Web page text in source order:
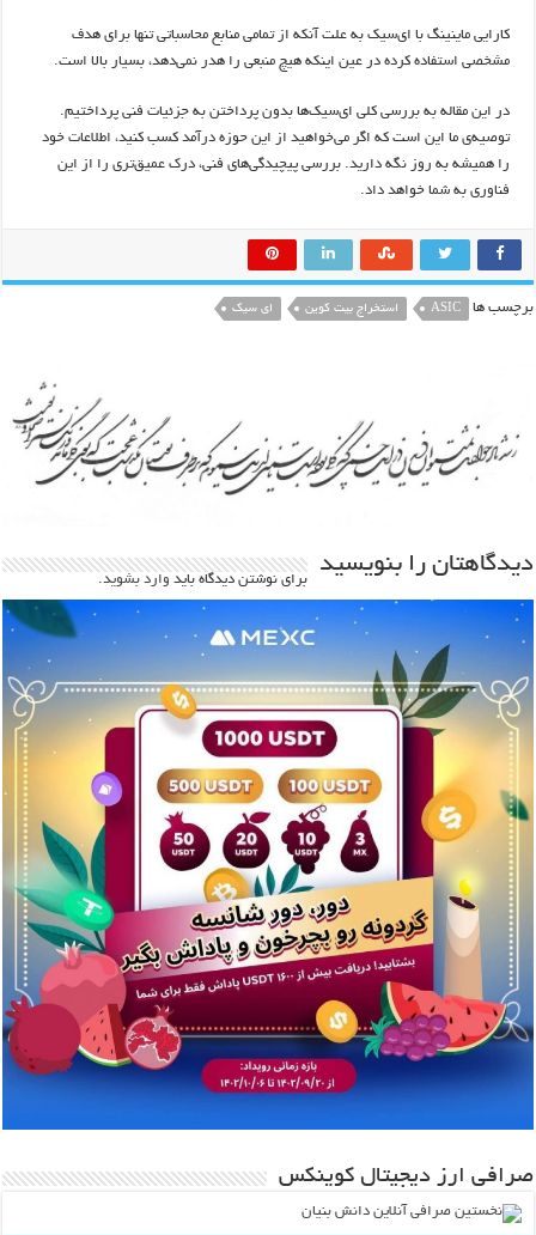
کارایی ماینینگ با ای‌سیک به علت آنکه از تمامی منابع محاسباتی تنها برای هدف
مشخصی استفاده کرده در عین اینکه هیچ منبعی را هدر نمی‌دهد، بسیار بالا است.
در این مقاله به بررسی کلی ای‌سیک‌ها بدون پرداختن به جزئیات فنی پرداختیم.
توصیه‌ی ما این است که اگر می‌خواهید از این حوزه درآمد کسب کنید، اطلاعات خود
را همیشه به روز نگه دارید. بررسی پیچیدگی‌های فنی، درک عمیق‌تری را از این
فناوری به شما خواهد داد.
برچسب ها ASIC استخراج بیت کوین ای سیک
دیدگاهتان را بنویسید
برای نوشتن دیدگاه باید وارد بشوید.
صرافی ارز دیجیتال کوینکس